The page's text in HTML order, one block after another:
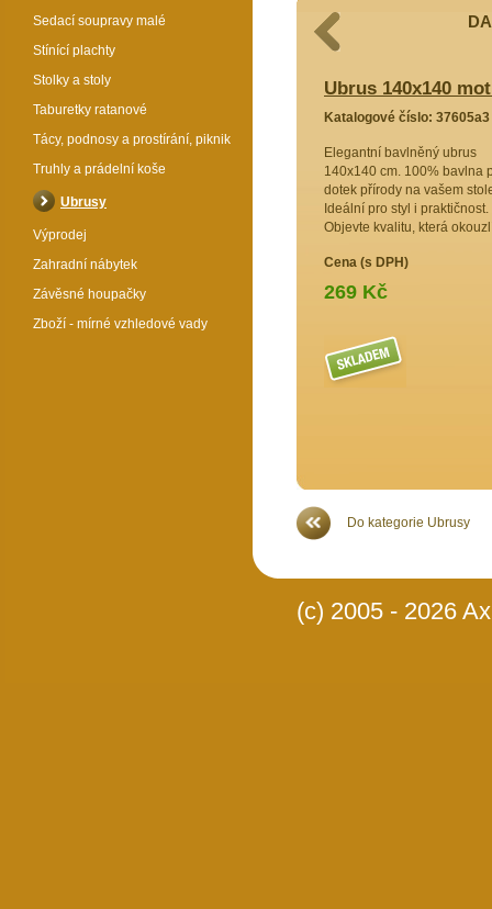
vlčí máky
bavlny
styl i
svůj
Ubrus 140x140
Katalogové číslo: 37605a3
Elegantní bavlněný ubrus
140x140 cm. 100% bavlna
dotek přírody na vašem
Ideální pro styl i praktičnost.
Objevte kvalitu, která
Cena (s DPH)
269 Kč
Do kategorie Ubrusy
(c) 2005 - 2026
Sedací soupravy malé
Stínící plachty
Stolky a stoly
Taburetky ratanové
Tácy, podnosy a prostírání, piknik
Truhly a prádelní koše
Ubrusy
Výprodej
Zahradní nábytek
Závěsné houpačky
Zboží - mírné vzhledové vady